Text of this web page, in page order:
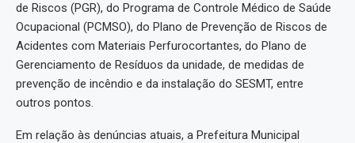
de Riscos (PGR), do Programa de Controle Médico de Saúde
Ocupacional (PCMSO), do Plano de Prevenção de Riscos de
Acidentes com Materiais Perfurocortantes, do Plano de
Gerenciamento de Resíduos da unidade, de medidas de
prevenção de incêndio e da instalação do SESMT, entre
outros pontos.
Em relação às denúncias atuais, a Prefeitura Municipal